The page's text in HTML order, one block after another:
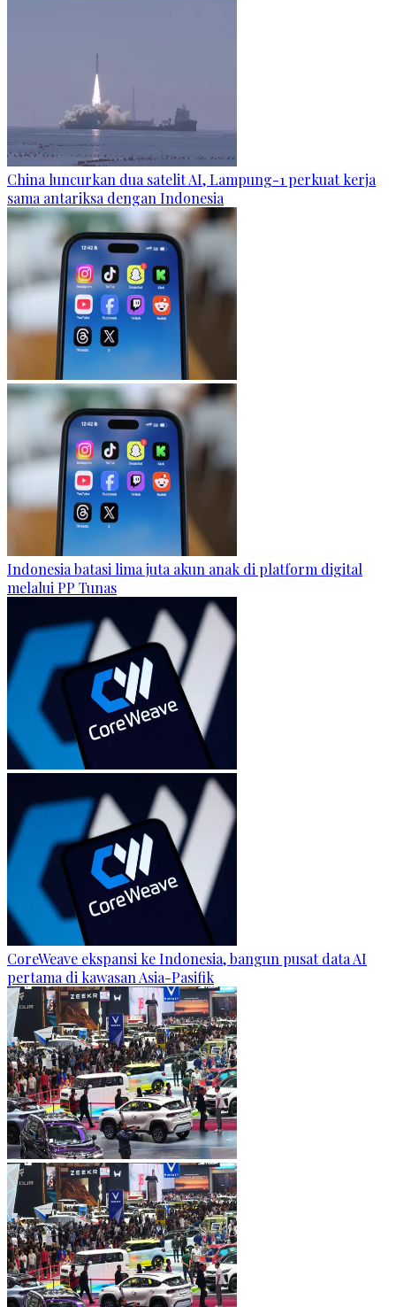
China luncurkan dua satelit AI, Lampung-1 perkuat kerja
sama antariksa dengan Indonesia
Indonesia batasi lima juta akun anak di platform digital
melalui PP Tunas
CoreWeave ekspansi ke Indonesia, bangun pusat data AI
pertama di kawasan Asia-Pasifik